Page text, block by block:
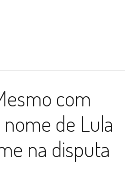
com
de Lula
na disputa